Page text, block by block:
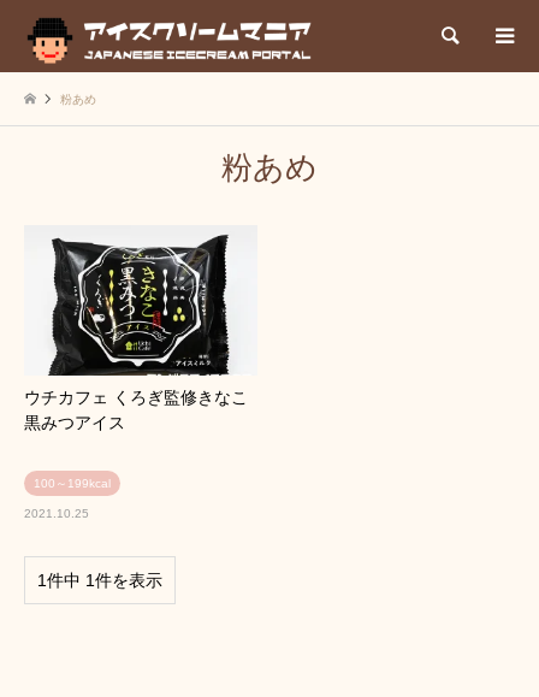
検索
粉あめ
粉あめ
ウチカフェ くろぎ監修きなこ
黒みつアイス
100～199kcal
2021.10.25
1件中 1件を表示